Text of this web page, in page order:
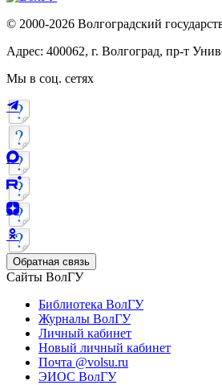
© 2000-2026 Волгоградский
Адрес: 400062, г. Волгоград, пр-т
Мы в соц. сетях
Обратная связь
Сайты ВолГУ
Библиотека ВолГУ
Журналы ВолГУ
Личный кабинет
Новый личный кабинет
Почта @volsu.ru
ЭИОС ВолГУ